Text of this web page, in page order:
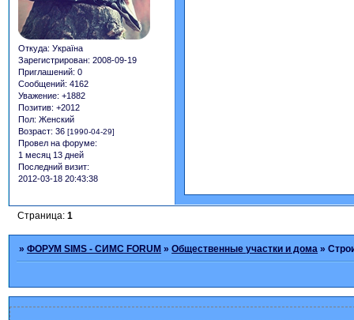
Откуда: Україна
Зарегистрирован: 2008-09-19
Приглашений: 0
Сообщений: 4162
Уважение: +1882
Позитив: +2012
Пол: Женский
Возраст: 36 [1990-04-29]
Провел на форуме:
1 месяц 13 дней
Последний визит:
2012-03-18 20:43:38
Страница:1
»ФОРУМ SIMS - СИМС FORUM »Общественные участки и дома »